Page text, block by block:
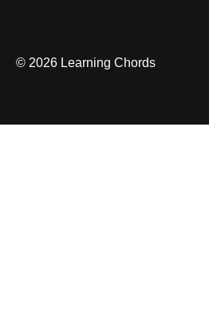
© 2026 Learning Chords